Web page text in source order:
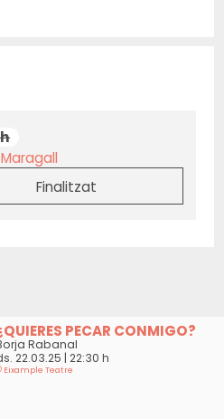
Finalitzat
PECAR CONMIGO?
Rabanal
22.03.25 | 22:30 h
Eixample Teatre